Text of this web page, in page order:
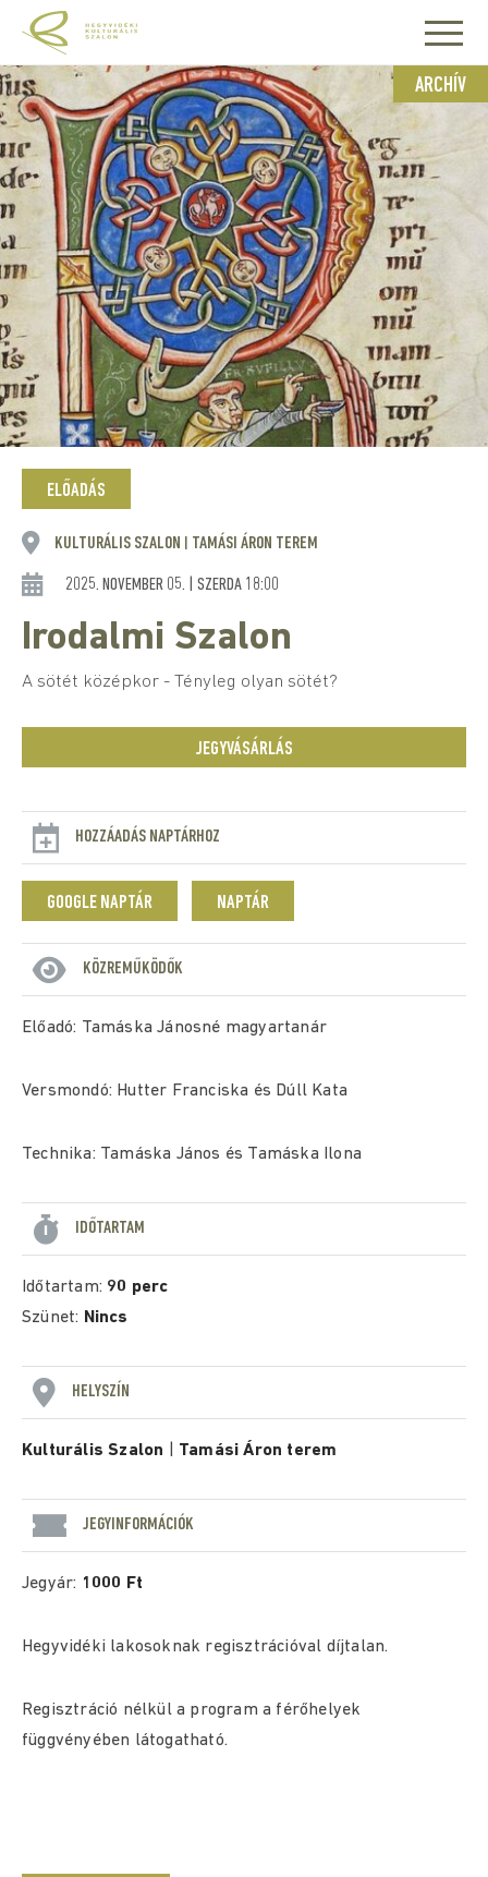
ARCHÍV
ELŐADÁS
KULTURÁLIS SZALON TAMÁSI ÁRON TEREM
2025. NOVEMBER 05. | SZERDA 18:00
Irodalmi Szalon
A sötét középkor - Tényleg olyan sötét?
JEGYVÁSÁRLÁS
HOZZÁADÁS NAPTÁRHOZ
GOOGLE NAPTÁR NAPTÁR
KÖZREMŰKÖDŐK
Előadó: Tamáska Jánosné magyartanár
Versmondó: Hutter Franciska és Dúll Kata
Technika: Tamáska János és Tamáska Ilona
IDŐTARTAM
Időtartam: 90 perc
Szünet: Nincs
HELYSZÍN
Kulturális Szalon Tamási Áron terem
JEGYINFORMÁCIÓK
Jegyár: 1000 Ft
Hegyvidéki lakosoknak regisztrációval díjtalan.
Regisztráció nélkül a program a férőhelyek
függvényében látogatható.